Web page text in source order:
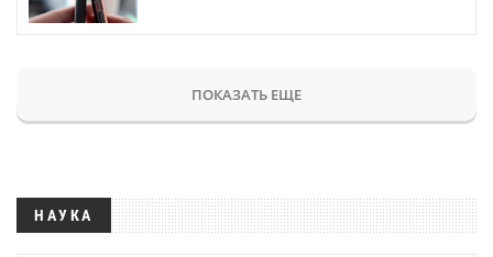
ПОКАЗАТЬ ЕЩЕ
НАУКА